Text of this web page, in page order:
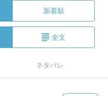
新着順
全文
ネタバレ